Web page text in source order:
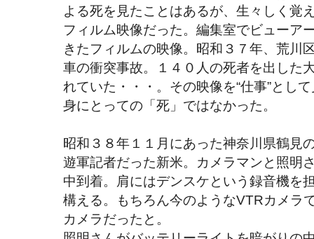
よる死を見たことはあるが、生々しく覚
フィルム映像だった。編集室でビューア
きたフィルムの映像。昭和３７年、荒川
車の衝突事故。１４０人の死者を出した
れていた・・・。その映像を“仕事”とし
身にとっての「死」ではなかった。
昭和３８年１１月にあった神奈川県鶴見
遊軍記者だった新米。カメラマンと照明
中到着。肩にはデンスケという録音機を
構える。もちろん今のようなVTRカメラ
カメラだったと。